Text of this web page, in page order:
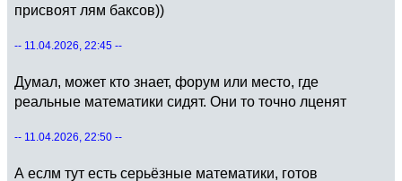
присвоят лям баксов))
-- 11.04.2026, 22:45 --
Думал, может кто знает, форум или место, где
реальные математики сидят. Они то точно лценят
-- 11.04.2026, 22:50 --
А еслм тут есть серьёзные математики, готов